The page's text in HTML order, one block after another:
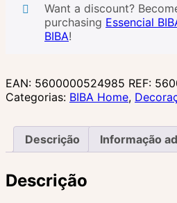
Want a discount?
purchasing Essencial
BIBA!
EAN: 5600000524985 REF:
Categorias: BIBA Home,
Descrição Informação
Descrição